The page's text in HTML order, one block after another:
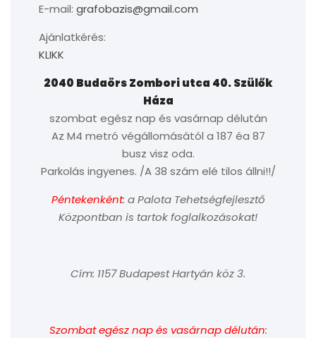
E-mail: grafobazis@gmail.com
Ajánlatkérés:
KLIKK
2040 Budaörs Zombori utca 40. Szülők
Háza
szombat egész nap és vasárnap délután
Az M4 metró végállomásától a 187 éa 87
busz visz oda.
Parkolás ingyenes. /A 38 szám elé tilos állni!!/
Péntekenként: a Palota Tehetségfejlesztő
Központban is tartok foglalkozásokat!
Cím: 1157 Budapest Hartyán köz 3.
Szombat egész nap és vasárnap délután: